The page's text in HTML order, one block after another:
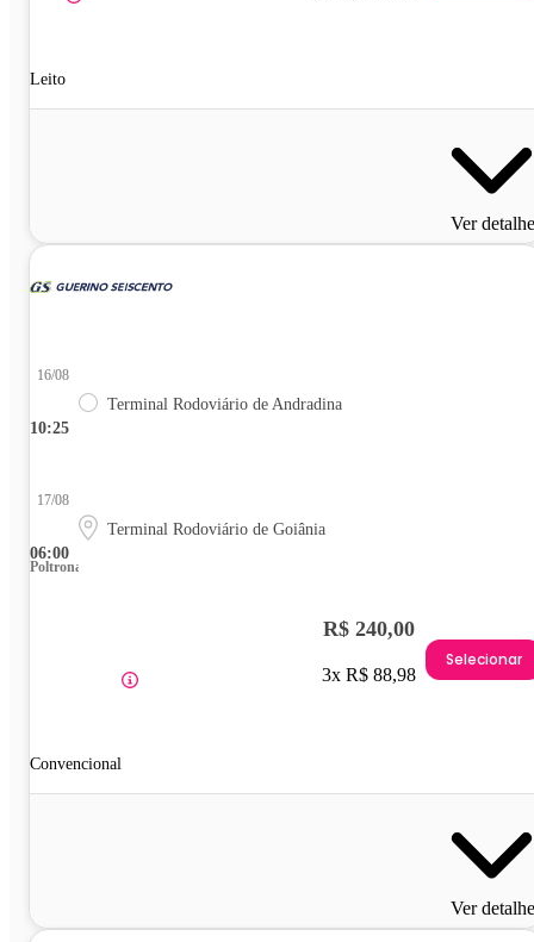
Leito
Ver
10:25
16/08
Terminal Rodoviário de Andradina
06:00
17/08
Terminal Rodoviário de Goiânia
Poltrona
Convencional
R$ 240,00
3x R$ 88,98
Selecionar
Ver